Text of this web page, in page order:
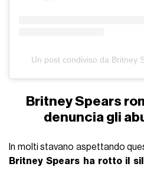
Un post condiviso da Britney
Britney Spears
denuncia gli
In molti stavano aspettando
Britney Spears ha rotto il